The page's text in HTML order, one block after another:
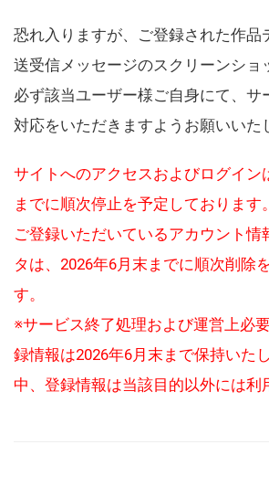
恐れ入りますが、ご登録された作品
送受信メッセージのスクリーンショ
必ず該当ユーザー様ご自身にて、サ
対応をいただきますようお願いいた
サイトへのアクセスおよびログイン
までに順次停止を予定しております。
ご登録いただいているアカウント情
タは、2026年6月末までに順次削除
す。
※サービス終了処理および運営上必
録情報は2026年6月末まで保持いた
中、登録情報は当該目的以外には利